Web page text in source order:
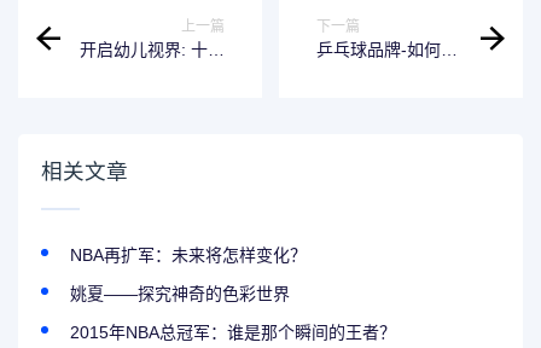
上一篇
开启幼儿视界: 十部
下一篇
乒乓球品牌-如何选
相关文章
NBA再扩军：未来将怎样变化？
姚夏——探究神奇的色彩世界
2015年NBA总冠军：谁是那个瞬间的王者？